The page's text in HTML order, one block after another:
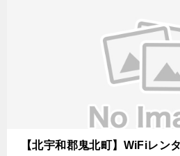
【北宇和郡鬼北町】WiFiレン